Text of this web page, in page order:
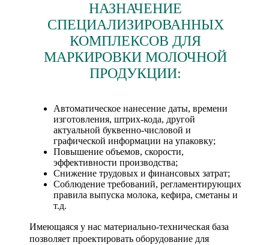
НАЗНАЧЕНИЕ
СПЕЦИАЛИЗИРОВАННЫХ
КОМПЛЕКСОВ ДЛЯ
МАРКИРОВКИ МОЛОЧНОЙ
ПРОДУКЦИИ:
Автоматическое нанесение даты, времени
изготовления, штрих-кода, другой
актуальной буквенно-числовой и
графической информации на упаковку;
Повышение объемов, скорости,
эффективности производства;
Снижение трудовых и финансовых затрат;
Соблюдение требований, регламентирующих
правила выпуска молока, кефира, сметаны и
т.д.
Имеющаяся у нас материально-техническая база
позволяет проектировать оборудование для